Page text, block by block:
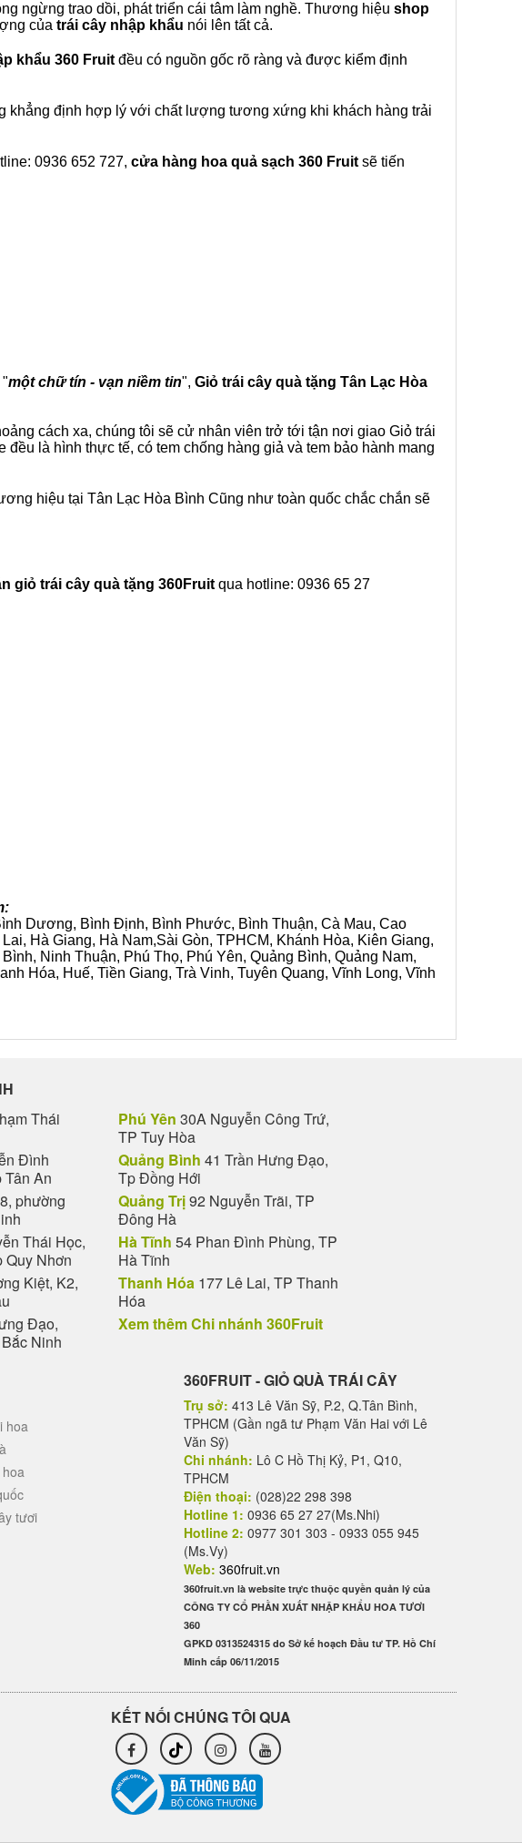
ngừng trao dồi, phát triển cái tâm làm nghề. Thương hiệu shop
của trái cây nhập khẩu nói lên tất cả.
khẩu 360 Fruit đều có nguồn gốc rõ ràng và được kiểm định
khẳng định hợp lý với chất lượng tương xứng khi khách hàng trải
0936 652 727, cửa hàng hoa quả sạch 360 Fruit sẽ tiến
một chữ tín - vạn niềm tin", Giỏ trái cây quà tặng Tân Lạc Hòa
cách xa, chúng tôi sẽ cử nhân viên trở tới tận nơi giao Giỏ trái
là hình thực tế, có tem chống hàng giả và tem bảo hành mang
hiệu tại Tân Lạc Hòa Bình Cũng như toàn quốc chắc chắn sẽ
giỏ trái cây quà tặng 360Fruit qua hotline: 0936 65 27
Dương, Bình Định, Bình Phước, Bình Thuận, Cà Mau, Cao
Hà Giang, Hà Nam,Sài Gòn, TPHCM, Khánh Hòa, Kiên Giang,
Ninh Thuận, Phú Thọ, Phú Yên, Quảng Bình, Quảng Nam,
Hóa, Huế, Tiền Giang, Trà Vinh, Tuyên Quang, Vĩnh Long, Vĩnh
Thái
Đình
An
phường
Thái Học,
Quy Nhơn
Kiệt, K2,
Đạo,
Ninh
Phú Yên 30A Nguyễn Công Trứ,
TP Tuy Hòa
Quảng Bình 41 Trần Hưng Đạo,
Tp Đồng Hới
Quảng Trị92 Nguyễn Trãi, TP
Đông Hà
Hà Tĩnh 54 Phan Đình Phùng, TP
Hà Tĩnh
Thanh Hóa 177 Lê Lai, TP Thanh
Hóa
Xem thêm Chi nhánh 360Fruit
hoa
tươi
360FRUIT - GIỎ QUÀ TRÁI CÂY
Trụ sở: 413 Lê Văn Sỹ, P.2, Q.Tân Bình,
TPHCM (Gần ngã tư Phạm Văn Hai với Lê
Văn Sỹ)
Chi nhánh: Lô C Hồ Thị Kỷ, P1, Q10,
TPHCM
Điện thoại: (028)22 298 398
Hotline 1: 0936 65 27 27(Ms.Nhi)
Hotline 2: 0977 301 303 - 0933 055 945
(Ms.Vy)
Web: 360fruit.vn
360fruit.vn là website trực thuộc quyền quản lý của
CÔNG TY CỔ PHẦN XUẤT NHẬP KHẨU HOA TƯƠI
360
GPKD 0313524315 do Sở kế hoạch Đầu tư TP. Hồ Chí
Minh cấp 06/11/2015
KẾT NỐI CHÚNG TÔI QUA